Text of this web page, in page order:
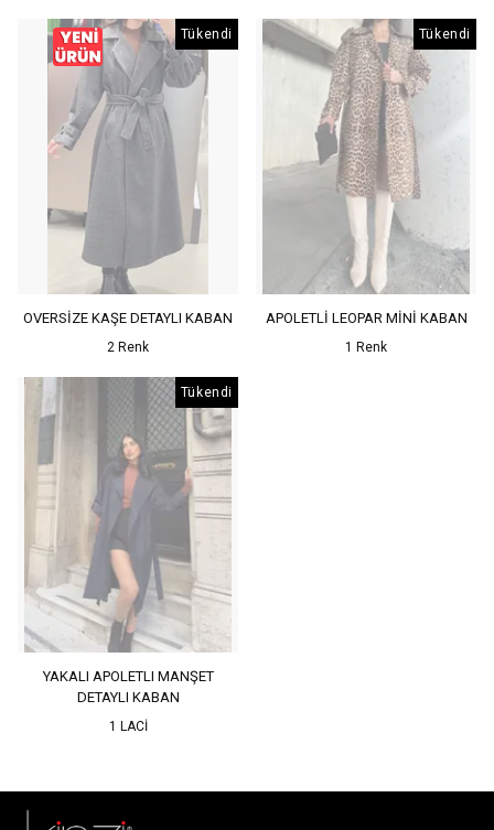
Tükendi
OVERSİZE KAŞE DETAYLI KABAN
2 Renk
Tükendi
APOLETLİ LEOPAR MİNİ KABAN
1 Renk
Tükendi
YAKALI APOLETLI MANŞET
DETAYLI KABAN
1 LACİ